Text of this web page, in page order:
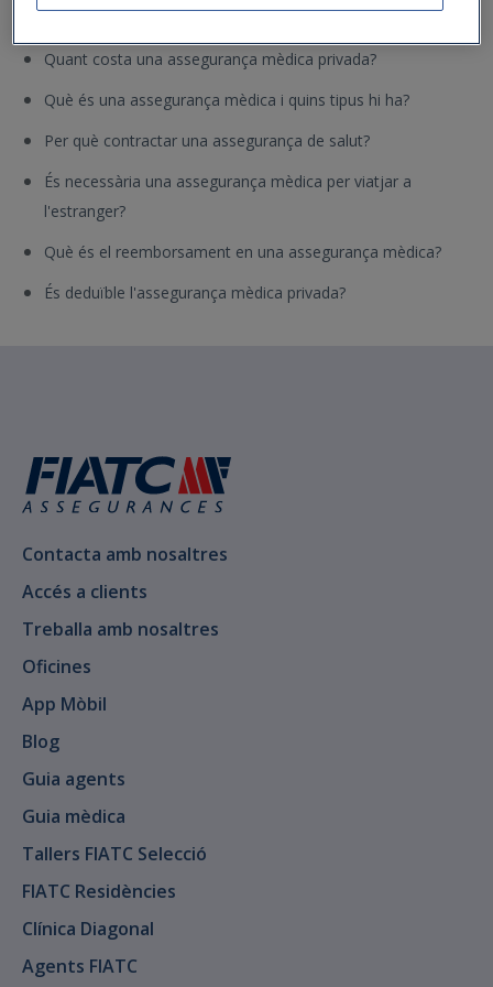
Què cobreix una assegurança dental?
Quant costa una assegurança mèdica privada?
Què és una assegurança mèdica i quins tipus hi ha?
Per què contractar una assegurança de salut?
És necessària una assegurança mèdica per viatjar a
l'estranger?
Què és el reemborsament en una assegurança mèdica?
És deduïble l'assegurança mèdica privada?
Contacta amb nosaltres
Accés a clients
Treballa amb nosaltres
Oficines
App Mòbil
Blog
Guia agents
Guia mèdica
Tallers FIATC Selecció
FIATC Residències
Clínica Diagonal
Agents FIATC